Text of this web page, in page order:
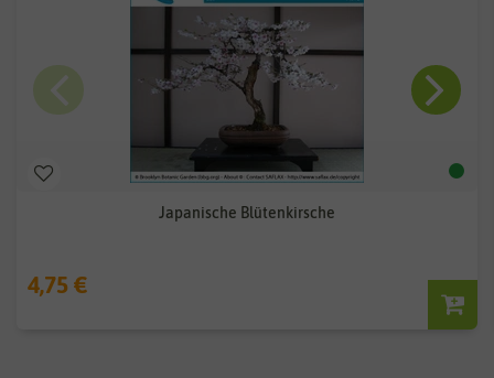
Japanische Blütenkirsche
4,75 €